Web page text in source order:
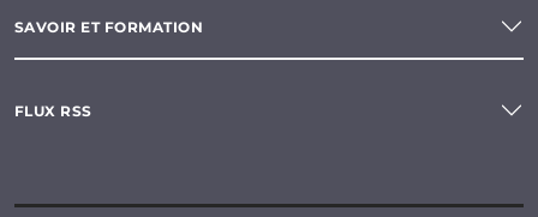
SAVOIR ET FORMATION
FLUX RSS